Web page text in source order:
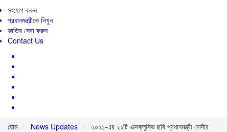
সংযোগ করুন
প্রধানমন্ত্রীকে লিখুন
জাতির সেবা করুন
Contact Us
হোম News Updates ২০২১-এর ২১টি এক্সক্লুসিভ ছবি প্রধানমন্ত্রী মোদীর